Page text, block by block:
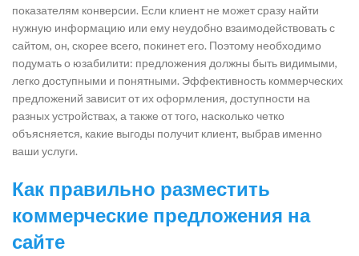
показателям конверсии. Если клиент не может сразу найти
нужную информацию или ему неудобно взаимодействовать с
сайтом, он, скорее всего, покинет его. Поэтому необходимо
подумать о юзабилити: предложения должны быть видимыми,
легко доступными и понятными. Эффективность коммерческих
предложений зависит от их оформления, доступности на
разных устройствах, а также от того, насколько четко
объясняется, какие выгоды получит клиент, выбрав именно
ваши услуги.
Как правильно разместить
коммерческие предложения на
сайте